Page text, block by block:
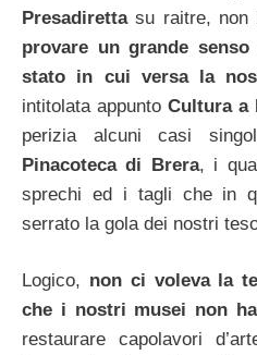
Presadirettasu raitre, non
provare un grande
stato in cui versa la
intitolata appunto Cultura a
perizia alcuni casi
Pinacoteca di Brera, i
sprechi ed i tagli che in
serrato la gola dei nostri
Logico, non ci voleva la
che i nostri musei non
restaurare capolavori